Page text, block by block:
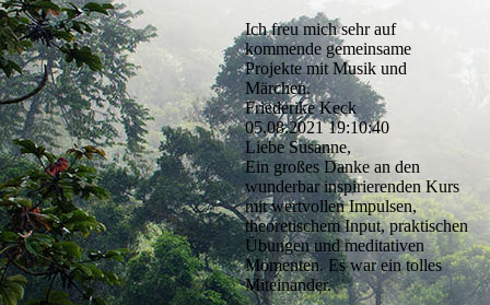
Ich freu mich sehr auf
kommende gemeinsame
Projekte mit Musik und
Märchen.
Friederike Keck
05.08.2021 19:10:40
Liebe Susanne,
Ein großes Danke an den
wunderbar inspirierenden Kurs
mit wertvollen Impulsen,
theoretischem Input, praktischen
Übungen und meditativen
Momenten. Es war ein tolles
Miteinander.